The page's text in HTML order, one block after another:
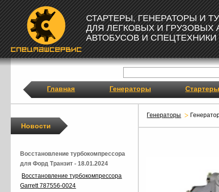
СТАРТЕРЫ, ГЕНЕРАТОРЫ И
ДЛЯ ЛЕГКОВЫХ И ГРУЗОВЫХ
АВТОБУСОВ И СПЕЦТЕХНИКИ
Главная Генераторы Стартеры
Генераторы
Новости
Восстановление турбокомпрессора
для Форд Транзит - 18.01.2024
Восстановление турбокомпрессора
Garrett 787556-0024